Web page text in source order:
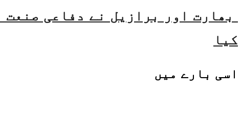
بھارت اور برازیل نے دفاعی
کیا
اسی بارے میں